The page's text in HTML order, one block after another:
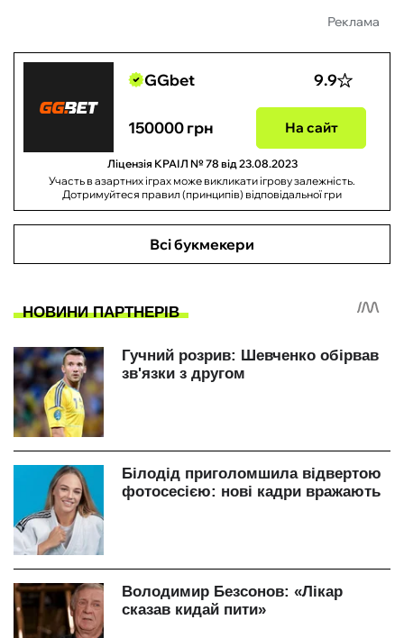
Реклама
GGbet 9.9
150000 грн На сайт
Ліцензія КРАІЛ № 78 від 23.08.2023
Участь в азартних іграх може викликати ігрову залежність.
Дотримуйтеся правил (принципів) відповідальної гри
Всі букмекери